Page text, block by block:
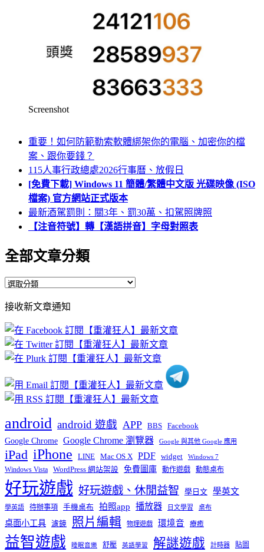
Screenshot
重要！如何防範勒索軟體綁架你的電腦、加密你的檔
案、跟你要錢？
115人事行政總處2026行事曆、放假日
[免費下載] Windows 11 簡體/繁體中文版 光碟映像 (ISO
檔案) 官方網站正式版本
最新酒駕罰則：關3年、罰30萬、扣駕照牌照
【注音符號】轉【漢語拼音】字母對照表
全部文章分類
全
文
章
分
類
接收新文章通知
android android 遊戲 APP BBS Facebook
Google Chrome Google Chrome 瀏覽器 Google 與其他 Google 應用
iPad iPhone LINE Mac OS X PDF widget Windows 7
Windows Vista WordPress 網站架設 免費圖庫 動作遊戲 動態桌布
好玩遊戲 好玩遊戲、休閒益智 學日文 學英文
學英語 待辦事項 手機桌布 拍照app 播放器 日文學習 桌布
桌面小工具 濾鏡 照片編輯 物理遊戲 環境音 療癒
益智遊戲 睡眠音樂 舒壓 英語學習 解謎遊戲 計時器
貼圖